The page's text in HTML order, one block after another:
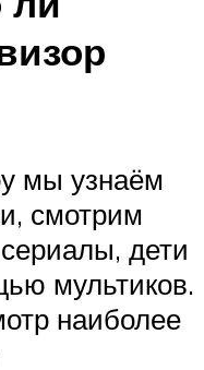
мы узнаём
смотрим
дети
мультиков.
наиболее